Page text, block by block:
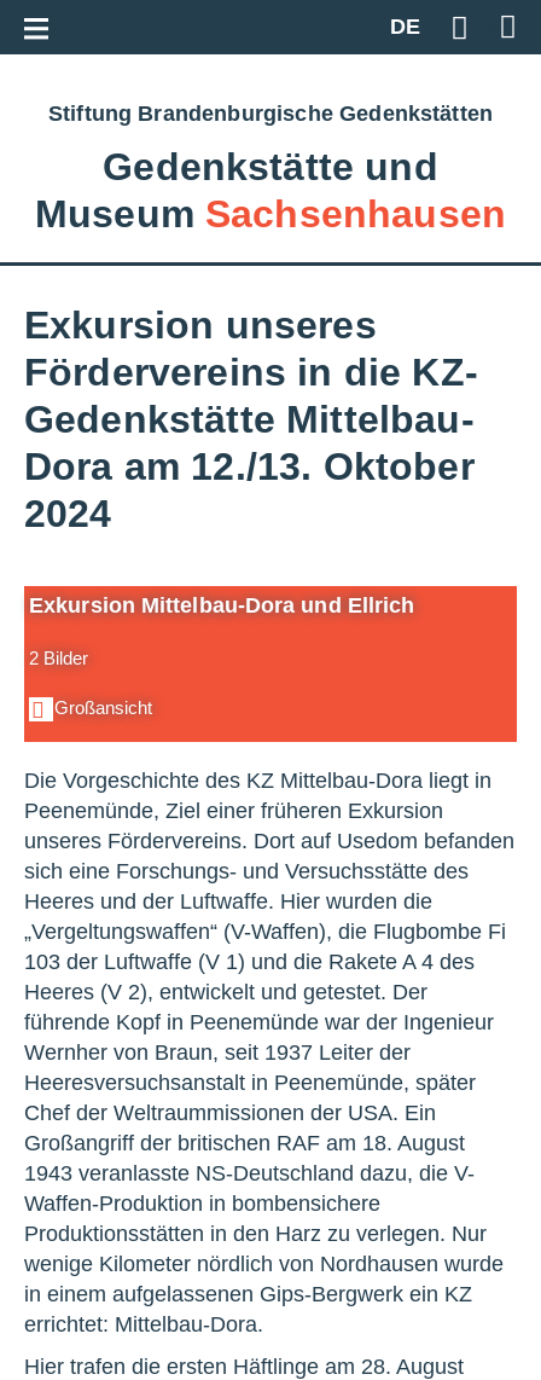
DE
Geben
Zur Gesamtübersicht
Stiftung Brandenburgische Gedenkstätten
Gedenkstätte und
Museum Sachsenhausen
Exkursion unseres
Fördervereins in die KZ-
Gedenkstätte Mittelbau-
Dora am 12./13. Oktober
2024
Exkursion Mittelbau-Dora und Ellrich
2 Bilder
Großansicht
Die Vorgeschichte des KZ Mittelbau-Dora liegt in
Peenemünde, Ziel einer früheren Exkursion
unseres Fördervereins. Dort auf Usedom befanden
sich eine Forschungs- und Versuchsstätte des
Heeres und der Luftwaffe. Hier wurden die
„Vergeltungswaffen“ (V-Waffen), die Flugbombe Fi
103 der Luftwaffe (V 1) und die Rakete A 4 des
Heeres (V 2), entwickelt und getestet. Der
führende Kopf in Peenemünde war der Ingenieur
Wernher von Braun, seit 1937 Leiter der
Heeresversuchsanstalt in Peenemünde, später
Chef der Weltraummissionen der USA. Ein
Großangriff der britischen RAF am 18. August
1943 veranlasste NS-Deutschland dazu, die V-
Waffen-Produktion in bombensichere
Produktionsstätten in den Harz zu verlegen. Nur
wenige Kilometer nördlich von Nordhausen wurde
in einem aufgelassenen Gips-Bergwerk ein KZ
errichtet: Mittelbau-Dora.
Hier trafen die ersten Häftlinge am 28. August